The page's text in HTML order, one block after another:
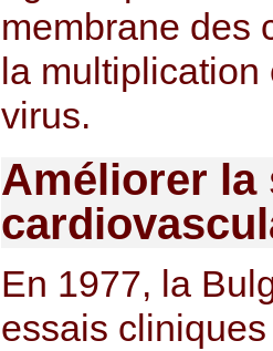
membrane des
la
virus.
Améliorer la
En 1977, la
essais